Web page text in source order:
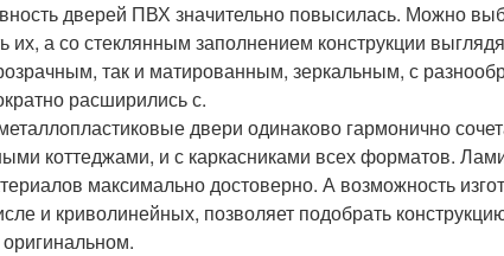
дверей ПВХ значительно повысилась. Можно
их, а со стеклянным заполнением конструкции
так и матированным, зеркальным, с
расширились с.
двери одинаково гармонично
коттеджами, и с каркасниками всех форматов.
максимально достоверно. А возможность
и криволинейных, позволяет подобрать